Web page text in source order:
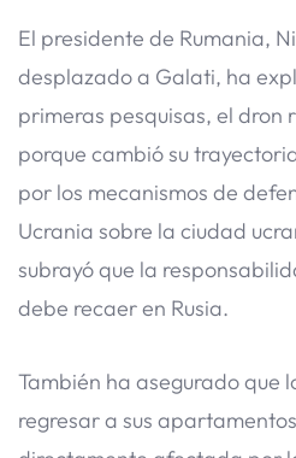
El presidente de Rumania,
desplazado a Galati, ha
primeras pesquisas, el dron
porque cambió su
por los mecanismos de
Ucrania sobre la ciudad
subrayó que la
debe recaer en Rusia.
También ha asegurado que
regresar a sus